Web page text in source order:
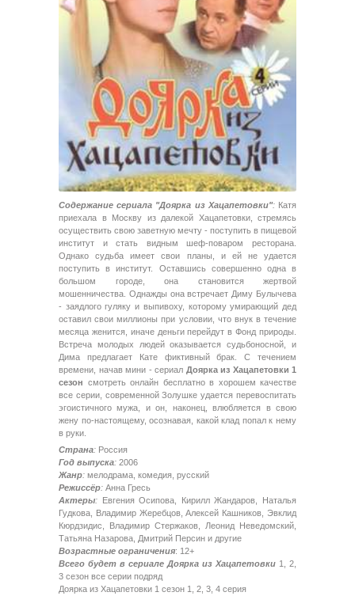
Содержание сериала "Доярка из Хацапетовки":Катя
приехала в Москву из далекой Хацапетовки, стремясь
осуществить свою заветную мечту - поступить в пищевой
институт и стать видным шеф-поваром ресторана.
Однако судьба имеет свои планы, и ей не удается
поступить в институт. Оставшись совершенно одна в
большом городе, она становится жертвой
мошенничества. Однажды она встречает Диму Булычева
- заядлого гуляку и выпивоху, которому умирающий дед
оставил свои миллионы при условии, что внук в течение
месяца женится, иначе деньги перейдут в Фонд природы.
Встреча молодых людей оказывается судьбоносной, и
Дима предлагает Кате фиктивный брак. С течением
времени, начав мини - сериал Доярка из Хацапетовки 1
сезон смотреть онлайн бесплатно в хорошем качестве
все серии, современной Золушке удается перевоспитать
эгоистичного мужа, и он, наконец, влюбляется в свою
жену по-настоящему, осознавая, какой клад попал к нему
в руки.
Страна: Россия
Год выпуска: 2006
Жанр: мелодрама, комедия, русский
Режиссёр: Анна Гресь
Актеры: Евгения Осипова, Кирилл Жандаров, Наталья
Гудкова, Владимир Жеребцов, Алексей Кашников, Эвклид
Кюрдзидис, Владимир Стержаков, Леонид Неведомский,
Татьяна Назарова, Дмитрий Персин и другие
Возрастные ограничения: 12+
Всего будет в сериале Доярка из Хацапетовки 1, 2,
3 сезон все серии подряд
Доярка из Хацапетовки 1 сезон 1, 2, 3, 4 серия